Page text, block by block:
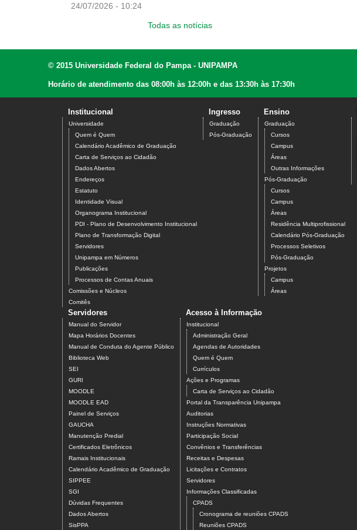
24/07/2026 - 10:24
Todas as notícias
© 2015 Universidade Federal do Pampa - UNIPAMPA
Horário de atendimento das 08:00h às 12:00h e das 13:30h às 17:30h
Institucional
Universidade
Quem é Quem
Calendário Acadêmico de Graduação
Carta de Serviços ao Cidadão
Dados Abertos
Endereços
Estatuto
Identidade Visual
Organograma Institucional
PDI - Plano de Desenvolvimento Institucional
Plano de Transformação Digital
Servidores
Unipampa em Números
Publicações
Processos de Contas Anuais
Comissões e Núcleos
Comitês
Ingresso
Graduação
Pós-Graduação
Ensino
Graduação
Cursos
Campus
Áreas
Outras Informações
Pós-Graduação
Cursos
Campus
Áreas
Residência Multiprofissional
Calendário Pós-Graduação
Processos Seletivos
Pós-Graduação
Projetos
Campus
Áreas
Servidores
Manual do Servidor
Mapa Horários Docentes
Manual de Conduta do Agente Público
Biblioteca Web
SEI
GURI
MOODLE
MOODLE EAD
Painel de Serviços
GAUCHA
Manutenção Predial
Certificados Eletrônicos
Ramais Institucionais
Calendário Acadêmico de Graduação
SIPPEE
SGI
Dúvidas Frequentes
Dados Abertos
SisPPA
Acesso à Informação
Institucional
Administração Geral
Agendas de Autoridades
Quem é Quem
Currículos
Ações e Programas
Carta de Serviços ao Cidadão
Portal da Transparência Unipampa
Auditorias
Instruções Normativas
Participação Social
Convênios e Transferências
Receitas e Despesas
Licitações e Contratos
Servidores
Informações Classificadas
CPADS
Cronograma de reuniões CPADS
Reuniões CPADS